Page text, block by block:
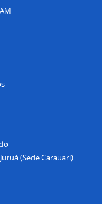
(Sede Carauari)